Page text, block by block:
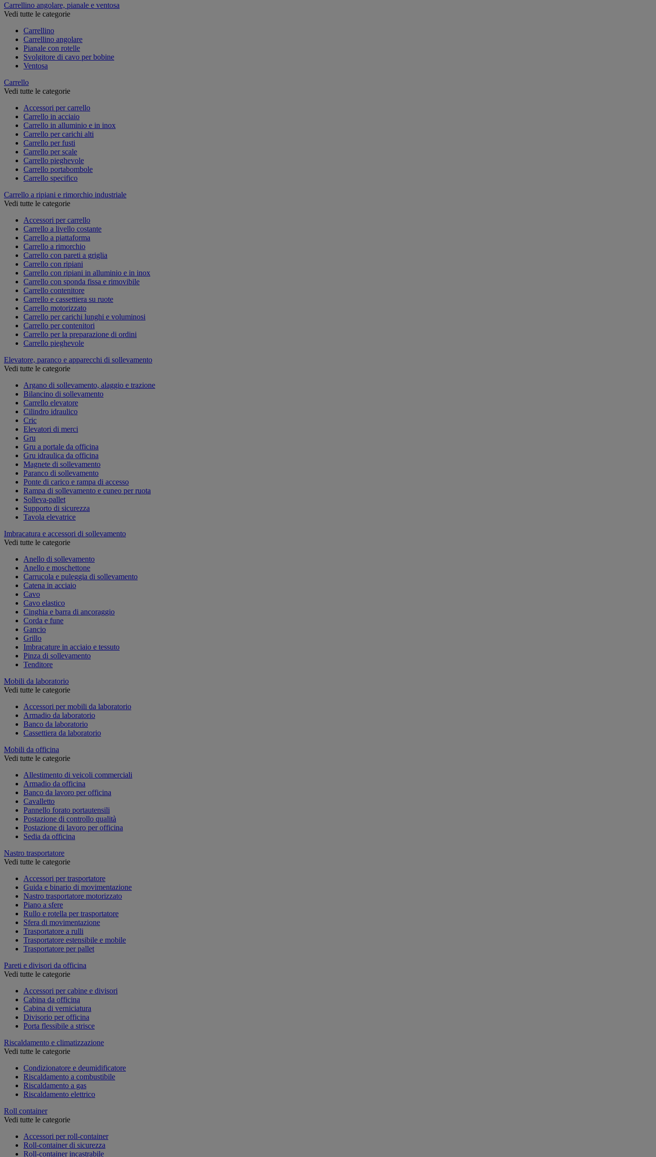
Carrellino angolare, pianale e ventosa
Vedi tutte le categorie
Carrellino
Carrellino angolare
Pianale con rotelle
Svolgitore di cavo per bobine
Ventosa
Carrello
Vedi tutte le categorie
Accessori per carrello
Carrello in acciaio
Carrello in alluminio e in inox
Carrello per carichi alti
Carrello per fusti
Carrello per scale
Carrello pieghevole
Carrello portabombole
Carrello specifico
Carrello a ripiani e rimorchio industriale
Vedi tutte le categorie
Accessori per carrello
Carrello a livello costante
Carrello a piattaforma
Carrello a rimorchio
Carrello con pareti a griglia
Carrello con ripiani
Carrello con ripiani in alluminio e in inox
Carrello con sponda fissa e rimovibile
Carrello contenitore
Carrello e cassettiera su ruote
Carrello motorizzato
Carrello per carichi lunghi e voluminosi
Carrello per contenitori
Carrello per la preparazione di ordini
Carrello pieghevole
Elevatore, paranco e apparecchi di sollevamento
Vedi tutte le categorie
Argano di sollevamento, alaggio e trazione
Bilancino di sollevamento
Carrello elevatore
Cilindro idraulico
Cric
Elevatori di merci
Gru
Gru a portale da officina
Gru idraulica da officina
Magnete di sollevamento
Paranco di sollevamento
Ponte di carico e rampa di accesso
Rampa di sollevamento e cuneo per ruota
Solleva-pallet
Supporto di sicurezza
Tavola elevatrice
Imbracatura e accessori di sollevamento
Vedi tutte le categorie
Anello di sollevamento
Anello e moschettone
Carrucola e puleggia di sollevamento
Catena in acciaio
Cavo
Cavo elastico
Cinghia e barra di ancoraggio
Corda e fune
Gancio
Grillo
Imbracature in acciaio e tessuto
Pinza di sollevamento
Tenditore
Mobili da laboratorio
Vedi tutte le categorie
Accessori per mobili da laboratorio
Armadio da laboratorio
Banco da laboratorio
Cassettiera da laboratorio
Mobili da officina
Vedi tutte le categorie
Allestimento di veicoli commerciali
Armadio da officina
Banco da lavoro per officina
Cavalletto
Pannello forato portautensili
Postazione di controllo qualità
Postazione di lavoro per officina
Sedia da officina
Nastro trasportatore
Vedi tutte le categorie
Accessori per trasportatore
Guida e binario di movimentazione
Nastro trasportatore motorizzato
Piano a sfere
Rullo e rotella per trasportatore
Sfera di movimentazione
Trasportatore a rulli
Trasportatore estensibile e mobile
Trasportatore per pallet
Pareti e divisori da officina
Vedi tutte le categorie
Accessori per cabine e divisori
Cabina da officina
Cabina di verniciatura
Divisorio per officina
Porta flessibile a strisce
Riscaldamento e climatizzazione
Vedi tutte le categorie
Condizionatore e deumidificatore
Riscaldamento a combustibile
Riscaldamento a gas
Riscaldamento elettrico
Roll container
Vedi tutte le categorie
Accessori per roll-container
Roll-container di sicurezza
Roll-container incastrabile